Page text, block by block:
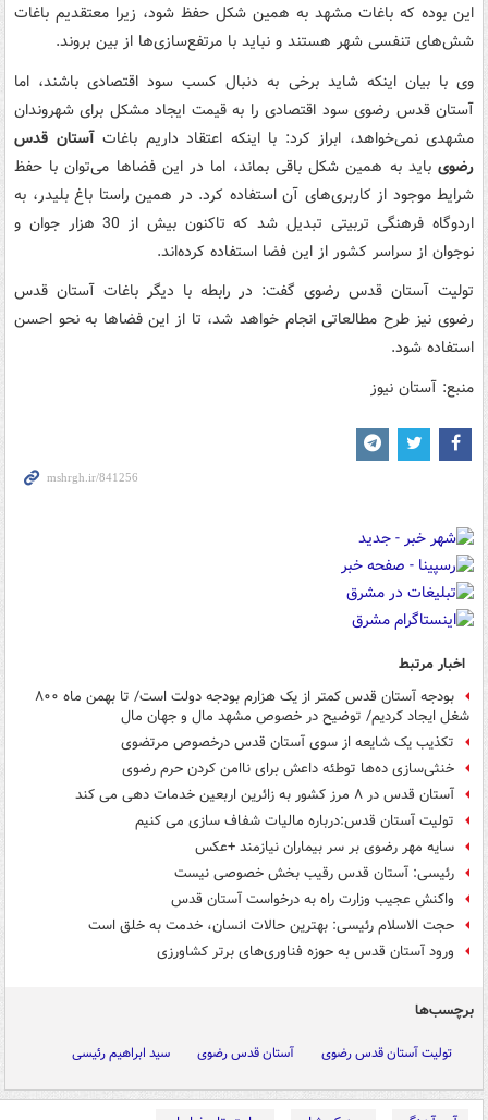
این بوده که باغات مشهد به همین شکل حفظ شود، زیرا معتقدیم باغات
شش‌های تنفسی شهر هستند و نباید با مرتفع‌سازی‌ها از بین بروند.
وی با بیان اینکه شاید برخی به دنبال کسب سود اقتصادی باشند، اما
آستان قدس رضوی سود اقتصادی را به قیمت ایجاد مشکل برای شهروندان
مشهدی نمی‌خواهد، ابراز کرد: با اینکه اعتقاد داریم باغات آستان قدس
رضوی باید به همین شکل باقی بماند، اما در این فضاها می‌توان با حفظ
شرایط موجود از کاربری‌های آن استفاده کرد. در همین راستا باغ بلیدر، به
اردوگاه فرهنگی تربیتی تبدیل شد که تاکنون بیش از 30 هزار جوان و
نوجوان از سراسر کشور از این فضا استفاده کرده‌اند.
تولیت آستان قدس رضوی گفت: در رابطه با دیگر باغات آستان قدس
رضوی نیز طرح مطالعاتی انجام خواهد شد، تا از این فضاها به نحو احسن
استفاده شود.
منبع: آستان نیوز
اخبار مرتبط
بودجه آستان قدس کمتر از یک هزارم بودجه دولت است/ تا بهمن ماه ۸۰۰
شغل ایجاد کردیم/ توضیح در خصوص مشهد مال و جهان مال
تکذیب یک شایعه از سوی آستان قدس درخصوص مرتضوی
خنثی‌سازی ده‌ها توطئه داعش برای ناامن کردن حرم رضوی
آستان قدس در ۸ مرز کشور به زائرین اربعین خدمات دهی می کند
تولیت آستان قدس:درباره مالیات شفاف سازی می کنیم
سایه مهر رضوی بر سر بیماران نیازمند +عکس
رئیسی: ‌آستان قدس رقیب بخش خصوصی نیست
واکنش عجیب وزارت راه به درخواست آستان قدس
حجت الاسلام رئیسی: بهترین حالات انسان، خدمت به خلق است
ورود آستان قدس به حوزه فناوری‌های برتر کشاورزی
برچسب‌ها
تولیت آستان قدس رضوی آستان قدس رضوی سید ابراهیم رئیسی